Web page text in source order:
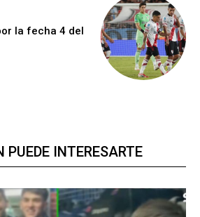
la fecha 4 del
PUEDE INTERESARTE